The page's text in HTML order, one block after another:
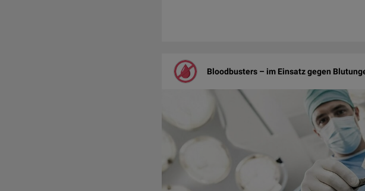
Bloodbusters – im Einsatz gegen